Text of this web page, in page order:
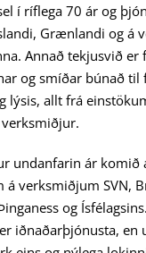
í ríflega 70 ár og
Grænlandi og á
Annað tekjusvið er
og smíðar búnað til
lýsis, allt frá
undanfarin ár komið
á verksmiðjum SVN,
og
iðnaðarþjónusta, en